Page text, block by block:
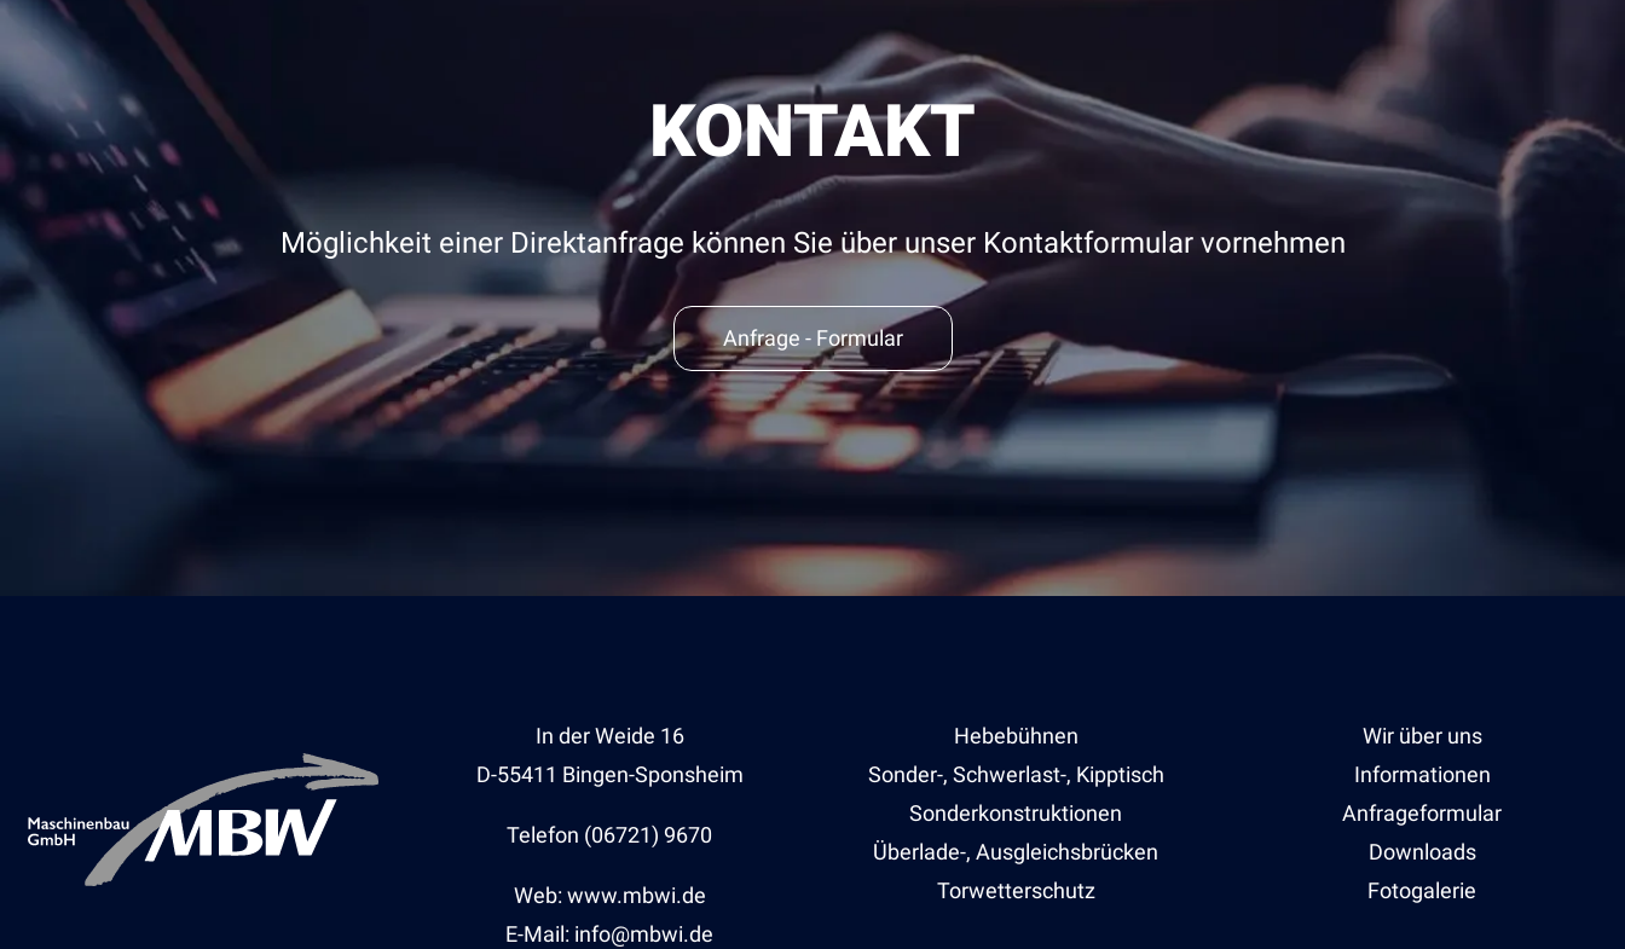
KONTAKT
Möglichkeit einer Direktanfrage können Sie über unser Kontaktformular vornehmen
Anfrage - Formular
In der Weide 16
D-55411 Bingen-Sponsheim
Telefon (06721) 9670
Web: www.mbwi.de
E-Mail: info@mbwi.de
Hebebühnen
Sonder-, Schwerlast-, Kipptisch
Sonderkonstruktionen
Überlade-, Ausgleichsbrücken
Torwetterschutz
Wir über uns
Informationen
Anfrageformular
Downloads
Fotogalerie